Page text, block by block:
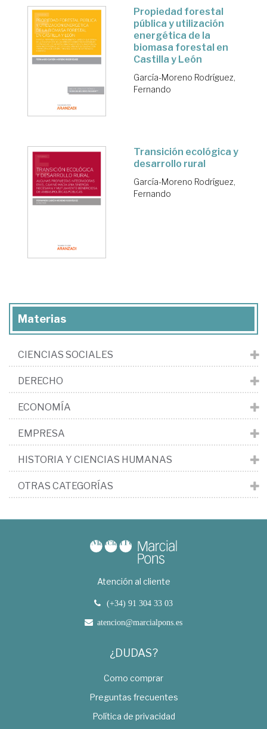
Propiedad forestal
pública y utilización
energética de la
biomasa forestal en
Castilla y León
García-Moreno Rodríguez,
Fernando
Transición ecológica y
desarrollo rural
García-Moreno Rodríguez,
Fernando
Materias
CIENCIAS SOCIALES
DERECHO
ECONOMÍA
EMPRESA
HISTORIA Y CIENCIAS HUMANAS
OTRAS CATEGORÍAS
Atención al cliente
(+34) 91 304 33 03
atencion@marcialpons.es
¿DUDAS?
Como comprar
Preguntas frecuentes
Política de privacidad